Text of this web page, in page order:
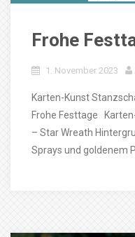
Frohe
1. November 2023
Karten-Kunst
Frohe Festtage
– Star Wreath
Sprays und goldenem